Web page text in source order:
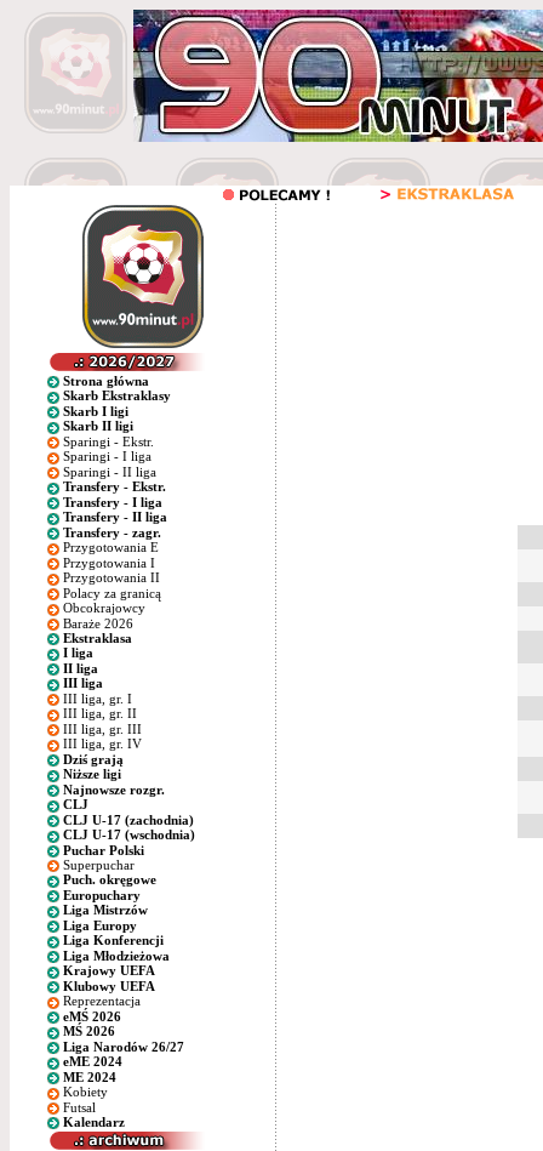
Strona główna
Skarb Ekstraklasy
Skarb I ligi
Skarb II ligi
Sparingi - Ekstr.
Sparingi - I liga
Sparingi - II liga
Transfery - Ekstr.
Transfery - I liga
Transfery - II liga
Transfery - zagr.
Przygotowania E
Przygotowania I
Przygotowania II
Polacy za granicą
Obcokrajowcy
Baraże 2026
Ekstraklasa
I liga
II liga
III liga
III liga, gr. I
III liga, gr. II
III liga, gr. III
III liga, gr. IV
Dziś grają
Niższe ligi
Najnowsze rozgr.
CLJ
CLJ U-17 (zachodnia)
CLJ U-17 (wschodnia)
Puchar Polski
Superpuchar
Puch. okręgowe
Europuchary
Liga Mistrzów
Liga Europy
Liga Konferencji
Liga Młodzieżowa
Krajowy UEFA
Klubowy UEFA
Reprezentacja
eMŚ 2026
MŚ 2026
Liga Narodów 26/27
eME 2024
ME 2024
Kobiety
Futsal
Kalendarz